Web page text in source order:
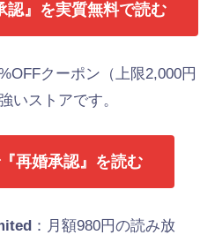
認』を実質無料で読む
クーポン（上限2,000円
いストアです。
再婚承認』を読む
：月額980円の読み放